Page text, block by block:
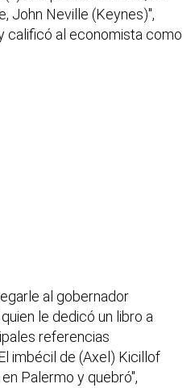
John Neville (Keynes)",
calificó al economista como
al gobernador
le dedicó un libro a
referencias
imbécil de (Axel) Kicillof
Palermo y quebró",